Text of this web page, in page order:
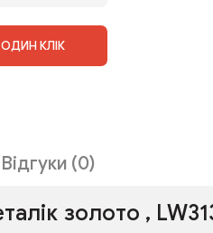
КЛІК
Відгуки (0)
золото ,